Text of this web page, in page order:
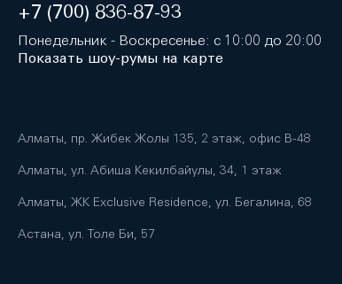
+7 (700) 836-87-93
Понедельник - Воскресенье: с 10:00 до 20:00
Показать шоу-румы на карте
Алматы, пр. Жибек Жолы 135, 2 этаж, офис B-48
Алматы, ул. Абиша Кекилбайулы, 34, 1 этаж
Алматы, ЖК Exclusive Residence, ул. Бегалина, 68
Астана, ул. Толе Би, 57